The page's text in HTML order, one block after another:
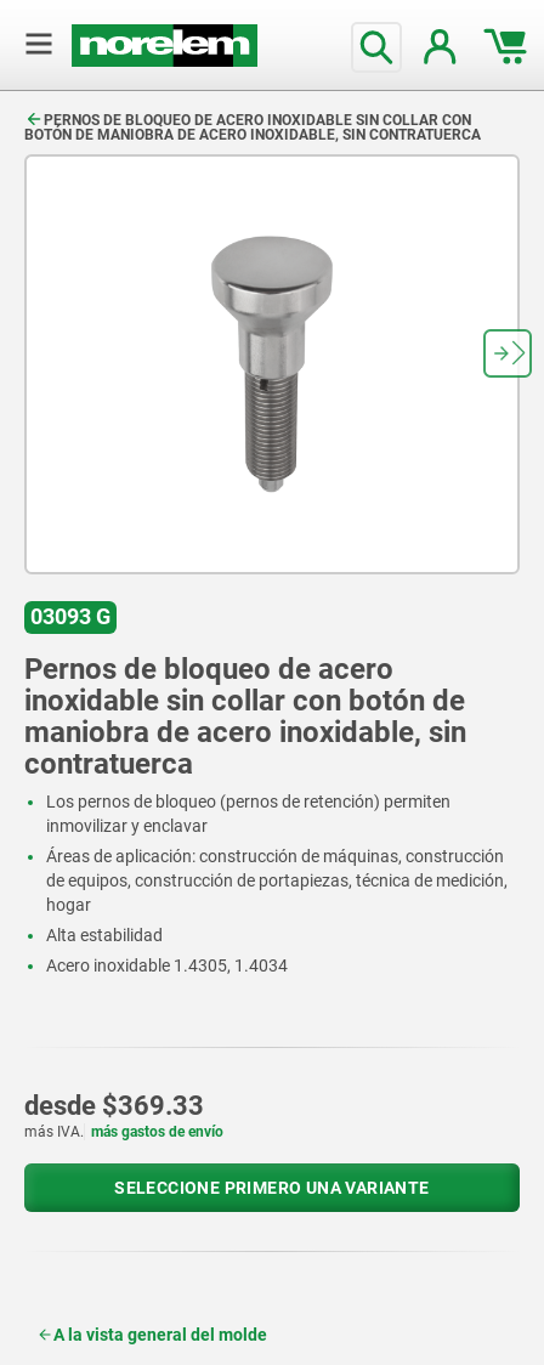
PERNOS DE BLOQUEO DE ACERO INOXIDABLE SIN COLLAR CON
BOTÓN DE MANIOBRA DE ACERO INOXIDABLE, SIN CONTRATUERCA
03093 G
Pernos de bloqueo de acero
inoxidable sin collar con botón de
maniobra de acero inoxidable, sin
contratuerca
Los pernos de bloqueo (pernos de retención) permiten
inmovilizar y enclavar
Áreas de aplicación: construcción de máquinas, construcción
de equipos, construcción de portapiezas, técnica de medición,
hogar
Alta estabilidad
Acero inoxidable 1.4305, 1.4034
desde $369.33
más IVA. más gastos de envío
SELECCIONE PRIMERO UNA VARIANTE
A la vista general del molde